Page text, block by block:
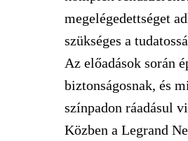
megelégedettséget
szükséges a
Az előadások során
biztonságosnak, és
színpadon ráadásul
Közben a Legrand